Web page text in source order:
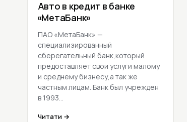
Авто в кредит в банке
«МетаБанк»
ПАО «МетаБанк» —
специализированный
сберегательный банк,который
предоставляет свои услуги малому
и среднему бизнесу,а так же
частным лицам. Банк был учрежден
в 1993…
Читати →